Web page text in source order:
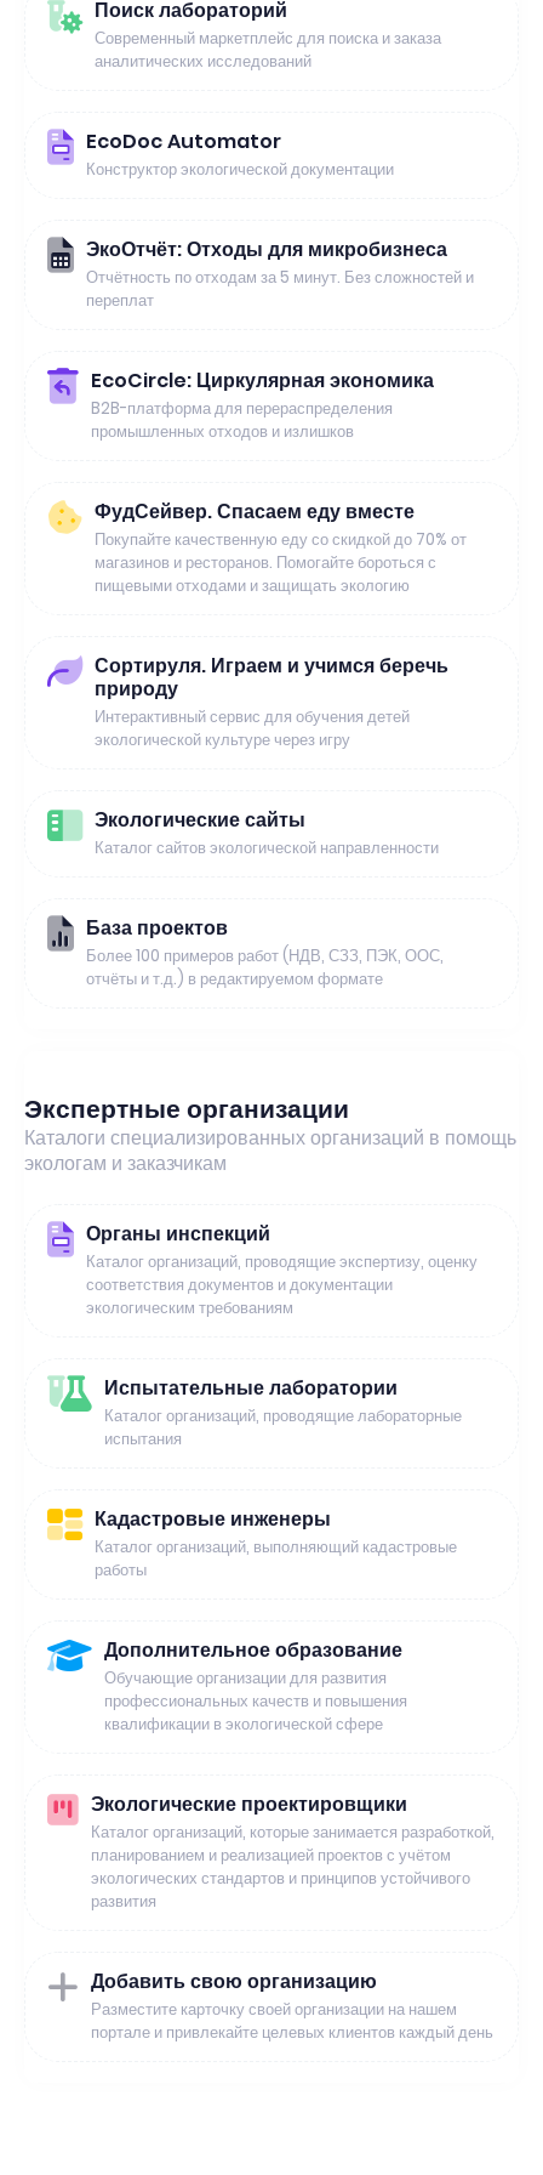
Поиск лабораторий
Современный маркетплейс для поиска и заказа
аналитических исследований
EcoDoc Automator
Конструктор экологической документации
ЭкоОтчёт: Отходы для микробизнеса
Отчётность по отходам за 5 минут. Без сложностей и
переплат
EcoCircle: Циркулярная экономика
B2B-платформа для перераспределения
промышленных отходов и излишков
ФудСейвер. Спасаем еду вместе
Покупайте качественную еду со скидкой до 70% от
магазинов и ресторанов. Помогайте бороться с
пищевыми отходами и защищать экологию
Сортируля. Играем и учимся беречь
природу
Интерактивный сервис для обучения детей
экологической культуре через игру
Экологические сайты
Каталог сайтов экологической направленности
База проектов
Более 100 примеров работ (НДВ, СЗЗ, ПЭК, ООС,
отчёты и т.д.) в редактируемом формате
Экспертные организации
Каталоги специализированных организаций в помощь
экологам и заказчикам
Органы инспекций
Каталог организаций, проводящие экспертизу, оценку
соответствия документов и документации
экологическим требованиям
Испытательные лаборатории
Каталог организаций, проводящие лабораторные
испытания
Кадастровые инженеры
Каталог организаций, выполняющий кадастровые
работы
Дополнительное образование
Обучающие организации для развития
профессиональных качеств и повышения
квалификации в экологической сфере
Экологические проектировщики
Каталог организаций, которые занимается разработкой,
планированием и реализацией проектов с учётом
экологических стандартов и принципов устойчивого
развития
Добавить свою организацию
Разместите карточку своей организации на нашем
портале и привлекайте целевых клиентов каждый день